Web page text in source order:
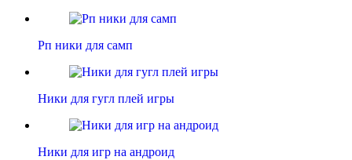
Рп ники для самп
Ники для гугл плей игры
Ники для игр на андроид